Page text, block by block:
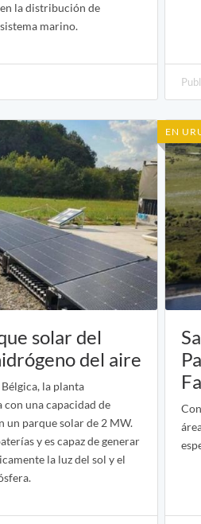
la distribución de
marino.
solar del
del aire
la planta
una capacidad de
un parque solar de 2 MW.
y es capaz de generar
la luz del sol y el
EN